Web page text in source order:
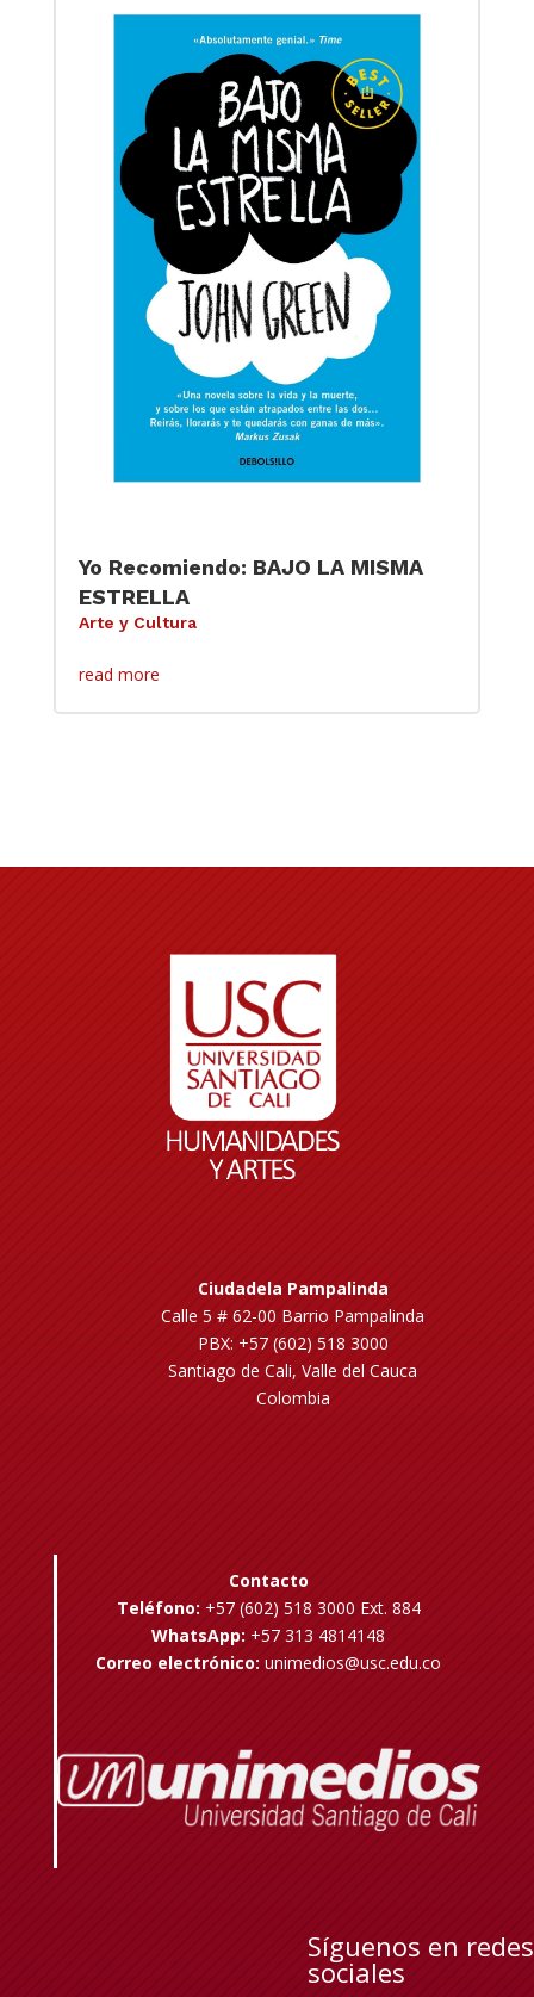
Yo Recomiendo: BAJO LA MISMA
ESTRELLA
Arte y Cultura
read more
Ciudadela Pampalinda
Calle 5 # 62-00 Barrio Pampalinda
PBX: +57 (602) 518 3000
Santiago de Cali, Valle del Cauca
Colombia
Contacto
Teléfono: +57 (602) 518 3000 Ext. 884
WhatsApp: +57 313 4814148
Correo electrónico: unimedios@usc.edu.co
Síguenos en redes
sociales